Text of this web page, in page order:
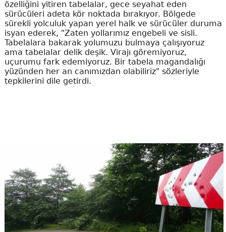
özelliğini yitiren tabelalar, gece seyahat eden
sürücüleri adeta kör noktada bırakıyor. Bölgede
sürekli yolculuk yapan yerel halk ve sürücüler duruma
isyan ederek, "Zaten yollarımız engebeli ve sisli.
Tabelalara bakarak yolumuzu bulmaya çalışıyoruz
ama tabelalar delik deşik. Virajı göremiyoruz,
uçurumu fark edemiyoruz. Bir tabela magandalığı
yüzünden her an canımızdan olabiliriz" sözleriyle
tepkilerini dile getirdi.